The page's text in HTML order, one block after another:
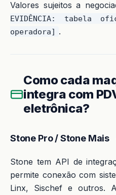
Valores sujeitos a
EVIDÊNCIA: tabela
operadora] .
Como cada
integra com
eletrônica?
Stone Pro / Stone Mais
Stone tem API de
permite conexão com
Linx, Sischef e outros.